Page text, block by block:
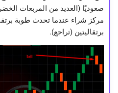
صعوديًا (العديد من المربعات
مركز شراء عندما تحدث طوبة
برتقاليتين (تراجع).